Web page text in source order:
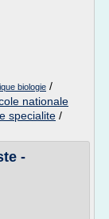
biologie /
nationale
specialite /
-